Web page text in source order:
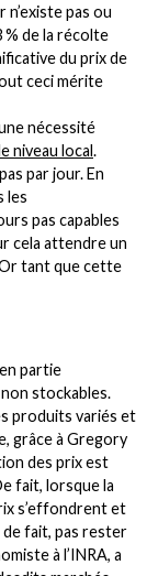
n’existe pas ou
% de la récolte
du prix de
ceci mérite
nécessité
niveau local.
par jour. En
les
pas capables
cela attendre un
tant que cette
partie
stockables.
produits variés et
grâce à Gregory
des prix est
fait, lorsque la
s’effondrent et
de fait, pas rester
à l’INRA, a